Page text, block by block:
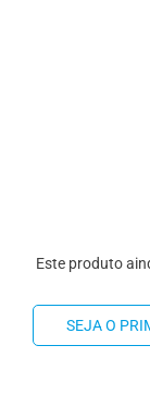
Este produto
SEJA O